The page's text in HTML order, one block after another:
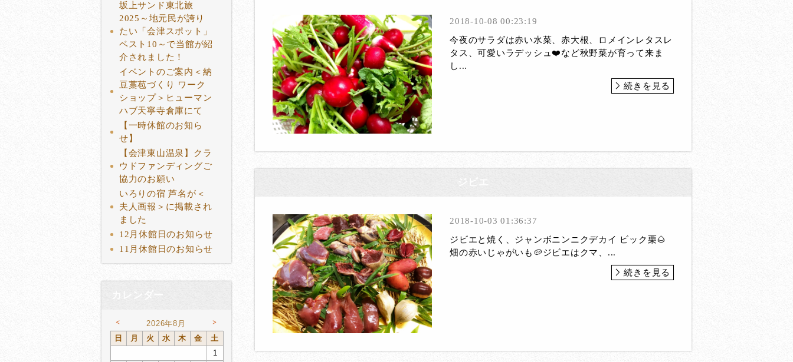
坂上サンド東北旅
2025～地元民が誇り
たい「会津スポット」
ベスト10～で当館が紹
介されました！
イベントのご案内＜納
豆藁苞づくり ワーク
ショップ＞ヒューマン
ハブ天寧寺倉庫にて
【一時休館のお知ら
せ】
【会津東山温泉】クラ
ウドファンディングご
協力のお願い
いろりの宿 芦名が＜
夫人画報＞に掲載され
ました
12月休館日のお知らせ
11月休館日のお知らせ
カレンダー
< 2026年8月 >
日 月 火 水 木 金
土
1
2018-10-08 00:23:19
今夜のサラダは赤い水菜、赤大根、ロメインレタスレ
タス、可愛いラデッシュ❤️など秋野菜が育って来ま
し...
続きを見る
ジビエ
2018-10-03 01:36:37
ジビエと焼く、ジャンボニンニクデカイ ビック栗🌰
畑の赤いじゃがいも🥔ジビエはクマ、...
続きを見る